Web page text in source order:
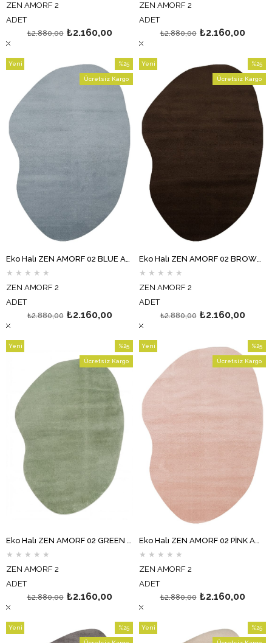
ZEN AMORF 2
ADET
₺2.160,00
₺2.880,00
ZEN AMORF 2
ADET
₺2.160,00
₺2.880,00
★ ★ ★ ★ ★
ZEN AMORF 2
ADET
₺2.160,00
₺2.880,00
%25
İndirim
%25İndirim
Ücretsiz Kargo
Yeni
★ ★ ★ ★ ★
ZEN AMORF 2
ADET
₺2.160,00
₺2.880,00
%25
İndirim
Ücretsiz Kargo
Yeni
Eko Halı ZEN AMORF 02 GREEN Amorf Kesim Hav Toz Vermez Yumuşak Dokulu Salon Halısı Oturma Odası Halısı Yatak Odası Halısı Koridor Halısı Mutfak Halısı Modern Makine Halısı
★ ★ ★ ★ ★
ZEN AMORF 2
ADET
₺2.160,00
₺2.880,00
%25
İndirim
Ücretsiz Kargo
Yeni
Eko Halı ZEN AMORF 02 PİNK Amorf Kesim Hav Toz Vermez Yumuşak Dokulu Salon Halısı Oturma Odası Halısı Yatak Odası Halısı Koridor Halısı Mutfak Halısı Modern Makine Halısı
★ ★ ★ ★ ★
ZEN AMORF 2
ADET
₺2.160,00
₺2.880,00
%25
İndirim
Ücretsiz Kargo
Yeni
%25
İndirim
Yeni
%25
İndirim
Yeni